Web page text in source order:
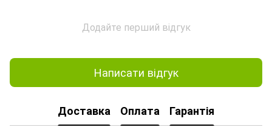
Додайте перший відгук
Написати відгук
Доставка Оплата Гарантія